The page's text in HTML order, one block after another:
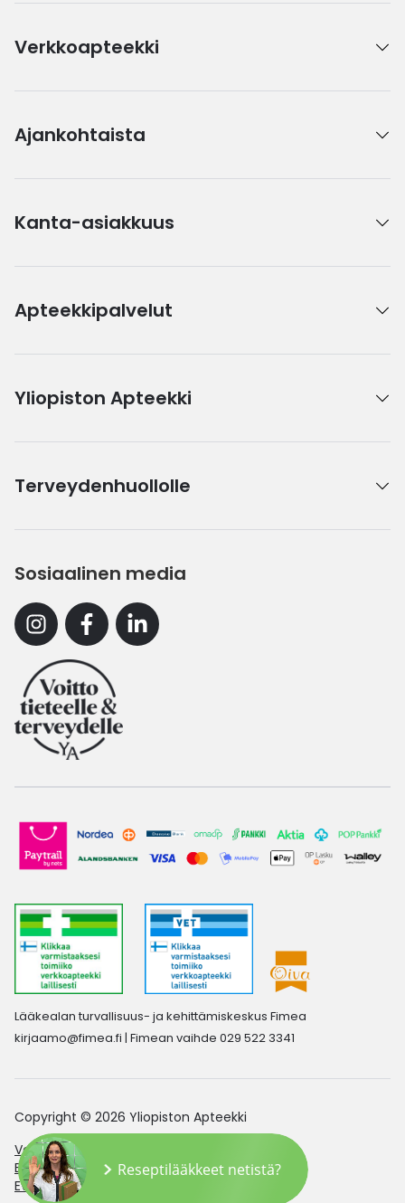
Reseptilääkkeet netistä?
Verkkoapteekki
Ajankohtaista
Kanta-asiakkuus
Apteekkipalvelut
Yliopiston Apteekki
Terveydenhuollolle
Sosiaalinen media
InstagramFacebookLinkedin
Lääkealan turvallisuus- ja kehittämiskeskus Fimea
kirjaamo@fimea.fi | Fimean vaihde 029 522 3341
Copyright © 2026 Yliopiston Apteekki
Verkkoapteekin saavutettavuusseloste
Evästeasetukset
Evästekäytäntö